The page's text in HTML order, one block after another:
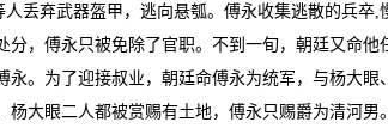
丢弃武器盔甲，逃向悬瓠。傅永收集逃散的兵卒,
，傅永只被免除了官职。不到一旬，朝廷又命他
。为了迎接叔业，朝廷命傅永为统军，与杨大眼
大眼二人都被赏赐有土地，傅永只赐爵为清河男